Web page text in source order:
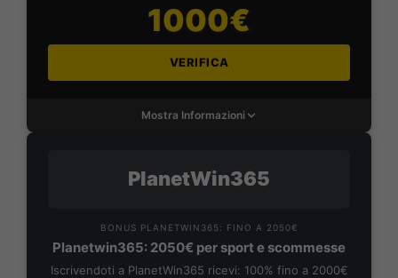
1000€
VERIFICA
Mostra Informazioni
PlanetWin365
BONUS PLANETWIN365: FINO A 2050€
Planetwin365: 2050€ per sport e scommesse
Iscrivendoti a PlanetWin365 ricevi: 100% fino a 2000€